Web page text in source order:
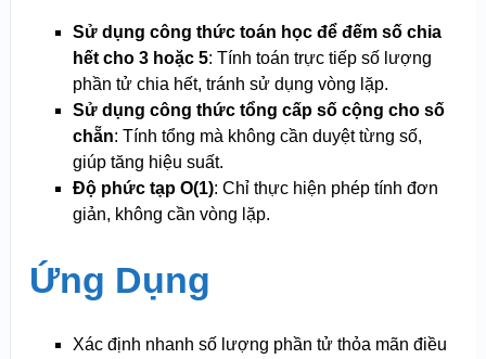
Sử dụng công thức toán học để đếm số chia
hết cho 3 hoặc 5: Tính toán trực tiếp số lượng
phần tử chia hết, tránh sử dụng vòng lặp.
Sử dụng công thức tổng cấp số cộng cho số
chẵn: Tính tổng mà không cần duyệt từng số,
giúp tăng hiệu suất.
Độ phức tạp O(1): Chỉ thực hiện phép tính đơn
giản, không cần vòng lặp.
Ứng Dụng
Xác định nhanh số lượng phần tử thỏa mãn điều